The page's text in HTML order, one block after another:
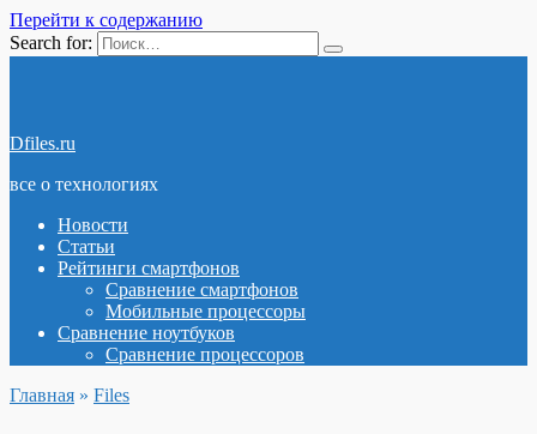
Перейти к содержанию
Search for:
Dfiles.ru
все о технологиях
Новости
Статьи
Рейтинги смартфонов
Сравнение смартфонов
Мобильные процессоры
Сравнение ноутбуков
Сравнение процессоров
Главная » Files